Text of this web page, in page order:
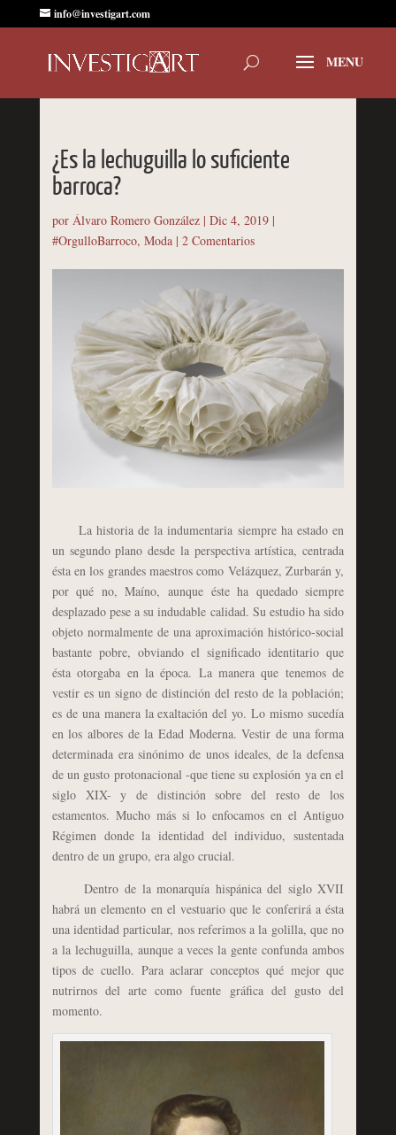
info@investigart.com
¿Es la lechuguilla lo suficiente
barroca?
por Álvaro Romero González| Dic 4, 2019|
#OrgulloBarroco, Moda| 2 Comentarios
La historia de la indumentaria siempre ha estado en
un segundo plano desde la perspectiva artística, centrada
ésta en los grandes maestros como Velázquez, Zurbarán y,
por qué no, Maíno, aunque éste ha quedado siempre
desplazado pese a su indudable calidad. Su estudio ha sido
objeto normalmente de una aproximación histórico-social
bastante pobre, obviando el significado identitario que
ésta otorgaba en la época. La manera que tenemos de
vestir es un signo de distinción del resto de la población;
es de una manera la exaltación del yo. Lo mismo sucedía
en los albores de la Edad Moderna. Vestir de una forma
determinada era sinónimo de unos ideales, de la defensa
de un gusto protonacional -que tiene su explosión ya en el
siglo XIX- y de distinción sobre del resto de los
estamentos. Mucho más si lo enfocamos en el Antiguo
Régimen donde la identidad del individuo, sustentada
dentro de un grupo, era algo crucial.
Dentro de la monarquía hispánica del siglo XVII
habrá un elemento en el vestuario que le conferirá a ésta
una identidad particular, nos referimos a la golilla, que no
a la lechuguilla, aunque a veces la gente confunda ambos
tipos de cuello. Para aclarar conceptos qué mejor que
nutrirnos del arte como fuente gráfica del gusto del
momento.